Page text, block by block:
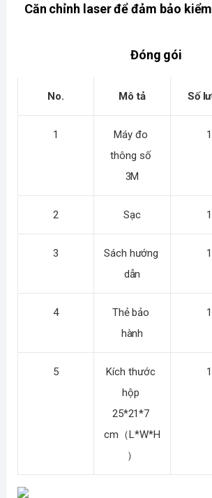
Căn chỉnh laser để đảm bảo
Đóng gói
No. Mô tả Số
1
Máy đo
thông số
3M
1
2 Sạc 1
3
Sách hướng
dẫn
1
4
Thẻ bảo
hành
1
5
Kích thước
hộp
25*21*7
cm（L*W*H
）
1